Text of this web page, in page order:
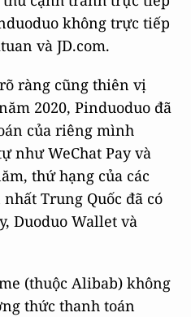
không trực tiếp
và JD.com.
ràng cũng thiên vị
2020, Pinduoduo đã
của riêng mình
như WeChat Pay và
thứ hạng của các
Trung Quốc đã có
Duoduo Wallet và
(thuộc Alibab) không
thức thanh toán